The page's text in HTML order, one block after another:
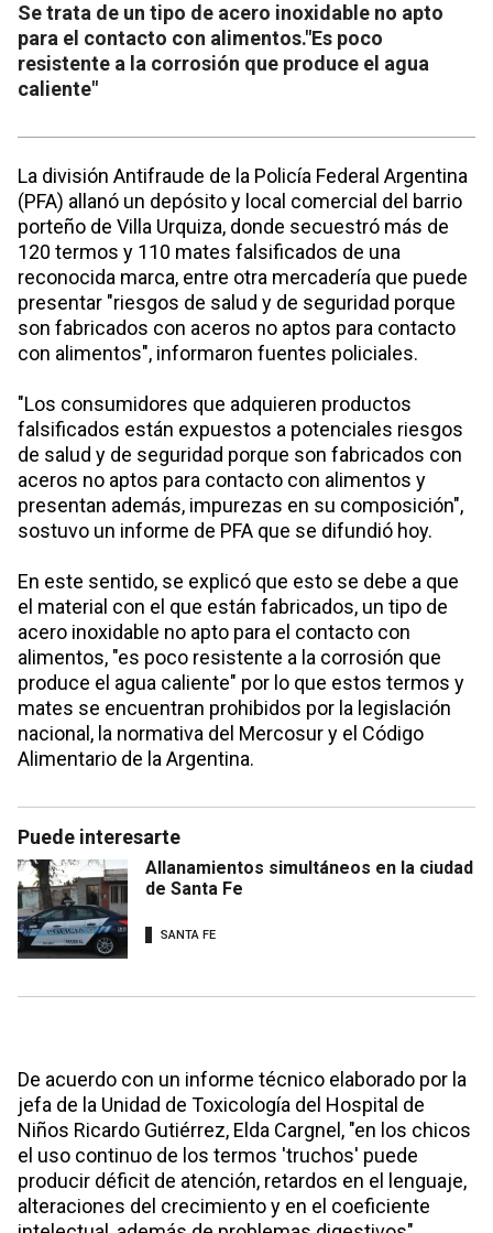
Se trata de un tipo de acero inoxidable no apto
para el contacto con alimentos."Es poco
resistente a la corrosión que produce el agua
caliente"
La división Antifraude de la Policía Federal Argentina
(PFA) allanó un depósito y local comercial del barrio
porteño de Villa Urquiza, donde secuestró más de
120 termos y 110 mates falsificados de una
reconocida marca, entre otra mercadería que puede
presentar "riesgos de salud y de seguridad porque
son fabricados con aceros no aptos para contacto
con alimentos", informaron fuentes policiales.
"Los consumidores que adquieren productos
falsificados están expuestos a potenciales riesgos
de salud y de seguridad porque son fabricados con
aceros no aptos para contacto con alimentos y
presentan además, impurezas en su composición",
sostuvo un informe de PFA que se difundió hoy.
En este sentido, se explicó que esto se debe a que
el material con el que están fabricados, un tipo de
acero inoxidable no apto para el contacto con
alimentos, "es poco resistente a la corrosión que
produce el agua caliente" por lo que estos termos y
mates se encuentran prohibidos por la legislación
nacional, la normativa del Mercosur y el Código
Alimentario de la Argentina.
Puede interesarte
Allanamientos simultáneos en la ciudad
de Santa Fe
SANTA FE
De acuerdo con un informe técnico elaborado por la
jefa de la Unidad de Toxicología del Hospital de
Niños Ricardo Gutiérrez, Elda Cargnel, "en los chicos
el uso continuo de los termos 'truchos' puede
producir déficit de atención, retardos en el lenguaje,
alteraciones del crecimiento y en el coeficiente